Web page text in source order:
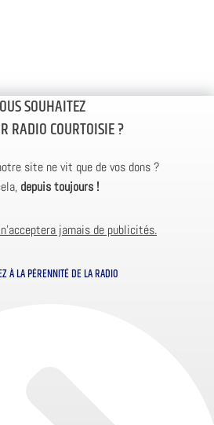
SOUHAITEZ
RADIO COURTOISIE ?
site ne vit que de vos dons ?
depuis toujours !
jamais de publicités.
À LA PÉRENNITÉ DE LA RADIO